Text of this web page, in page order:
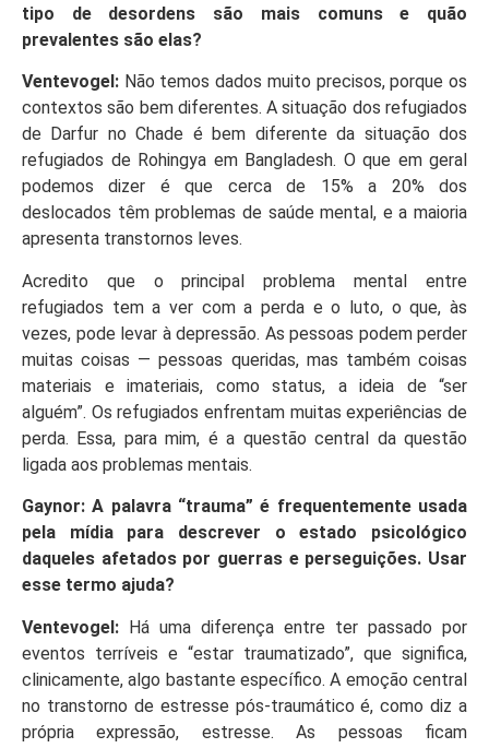
tipo de desordens são mais comuns e quão
prevalentes são elas?
Ventevogel: Não temos dados muito precisos, porque os
contextos são bem diferentes. A situação dos refugiados
de Darfur no Chade é bem diferente da situação dos
refugiados de Rohingya em Bangladesh. O que em geral
podemos dizer é que cerca de 15% a 20% dos
deslocados têm problemas de saúde mental, e a maioria
apresenta transtornos leves.
Acredito que o principal problema mental entre
refugiados tem a ver com a perda e o luto, o que, às
vezes, pode levar à depressão. As pessoas podem perder
muitas coisas — pessoas queridas, mas também coisas
materiais e imateriais, como status, a ideia de “ser
alguém”. Os refugiados enfrentam muitas experiências de
perda. Essa, para mim, é a questão central da questão
ligada aos problemas mentais.
Gaynor: A palavra “trauma” é frequentemente usada
pela mídia para descrever o estado psicológico
daqueles afetados por guerras e perseguições. Usar
esse termo ajuda?
Ventevogel: Há uma diferença entre ter passado por
eventos terríveis e “estar traumatizado”, que significa,
clinicamente, algo bastante específico. A emoção central
no transtorno de estresse pós-traumático é, como diz a
própria expressão, estresse. As pessoas ficam